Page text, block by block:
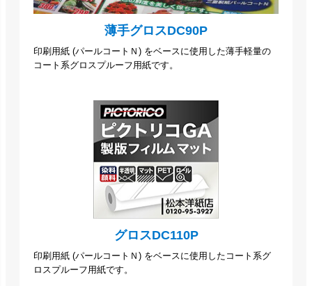
薄手グロスDC90P
印刷用紙 (パールコートＮ) をベースに使用した薄手軽量の
コート系グロスプルーフ用紙です。
グロスDC110P
印刷用紙 (パールコートＮ) をベースに使用したコート系グ
ロスプルーフ用紙です。